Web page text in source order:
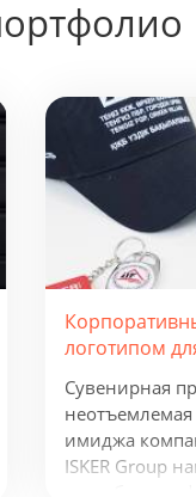
логотипом
Сувенирная
имиджа
ISKER Group